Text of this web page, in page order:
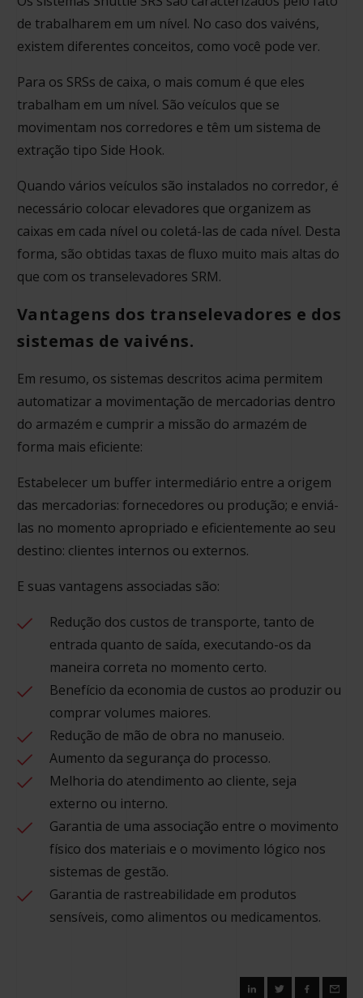
de trabalharem em um nível. No caso dos vaivéns,
existem diferentes conceitos, como você pode ver.
Para os SRSs de caixa, o mais comum é que eles
trabalham em um nível. São veículos que se
movimentam nos corredores e têm um sistema de
extração tipo Side Hook.
Quando vários veículos são instalados no corredor, é
necessário colocar elevadores que organizem as
caixas em cada nível ou coletá-las de cada nível. Desta
forma, são obtidas taxas de fluxo muito mais altas do
que com os transelevadores SRM.
Vantagens dos transelevadores e dos
sistemas de vaivéns.
Em resumo, os sistemas descritos acima permitem
automatizar a movimentação de mercadorias dentro
do armazém e cumprir a missão do armazém de
forma mais eficiente:
Estabelecer um buffer intermediário entre a origem
das mercadorias: fornecedores ou produção; e enviá-
las no momento apropriado e eficientemente ao seu
destino: clientes internos ou externos.
E suas vantagens associadas são:
Redução dos custos de transporte, tanto de
entrada quanto de saída, executando-os da
maneira correta no momento certo.
Benefício da economia de custos ao produzir ou
comprar volumes maiores.
Redução de mão de obra no manuseio.
Aumento da segurança do processo.
Melhoria do atendimento ao cliente, seja
externo ou interno.
Garantia de uma associação entre o movimento
físico dos materiais e o movimento lógico nos
sistemas de gestão.
Garantia de rastreabilidade em produtos
sensíveis, como alimentos ou medicamentos.